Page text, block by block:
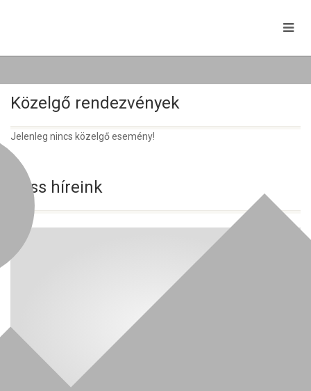
Közelgő rendezvények
Jelenleg nincs közelgő esemény!
Friss híreink